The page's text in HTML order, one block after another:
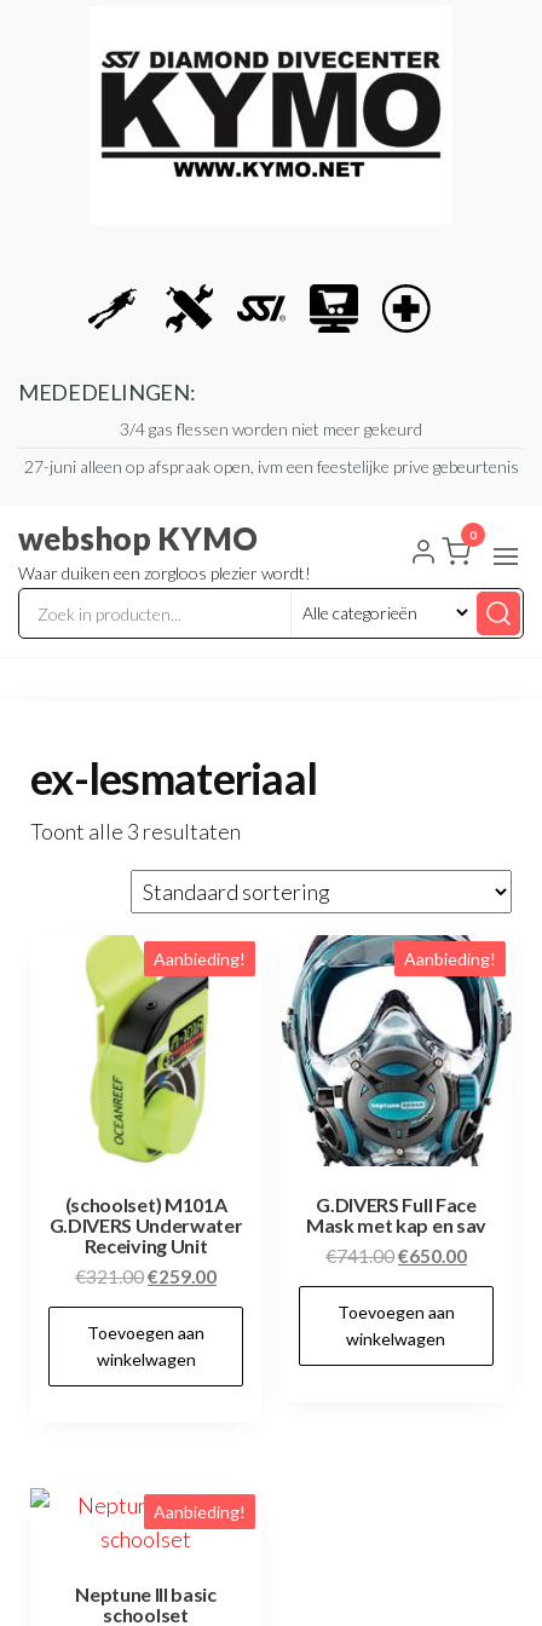
MEDEDELINGEN:
3/4 gas flessen worden niet meer gekeurd
27-juni alleen op afspraak open, ivm een feestelijke prive gebeurtenis
webshop KYMO
Waar duiken een zorgloos plezier wordt!
0
ex-lesmateriaal
Toont alle 3 resultaten
Aanbieding!
(schoolset) M101A
G.DIVERS Underwater
Receiving Unit
€321.00Oorspronkelijke
prijs
was:
€321.00.
€259.00Huidige
prijs
Toevoegen aan
winkelwagen
Aanbieding!
G.DIVERS Full Face
Mask met kap en sav
€741.00Oorspronkelijke
prijs
was:
€741.00.
€650.00Huidige
prijs
Toevoegen aan
winkelwagen
Aanbieding!
Neptune III basic
schoolset